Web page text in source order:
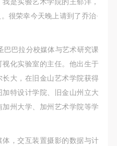
很荣幸今天晚上请到了乔治·
巴巴拉分校媒体与艺术研究课
化实验室的主任。他出生于
大，在旧金山艺术学院获得
特设计学院、旧金山州立大
州大学、加州艺术学院等学
，交互装置摄影的数据与计
年人必须在成年人的陪
的人身安全责任自负。鼓
保险。活动中一旦出现事
人及美术馆将不承担人身
援助的义务。参加活动的
施救援工作，但对事故本
责任。参加本次活动者
关连带责任。
年人必须在成年人的陪
的人身安全责任自负。鼓
保险。活动中一旦出现事
人及美术馆将不承担人身
援助的义务。参加活动的
施救援工作，但对事故本
责任。参加本次活动者
关连带责任。
年人必须在成年人的陪
的人身安全责任自负。鼓
保险。活动中一旦出现事
人及美术馆将不承担人身
援助的义务。参加活动的
施救援工作，但对事故本
责任。参加本次活动者
关连带责任。